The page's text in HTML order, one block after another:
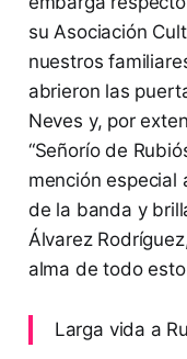
su Asociación
nuestros
abrieron las
Neves y, por
“Señorío de
mención especial
de la banda y
Álvarez
alma de todo
Larga vida a